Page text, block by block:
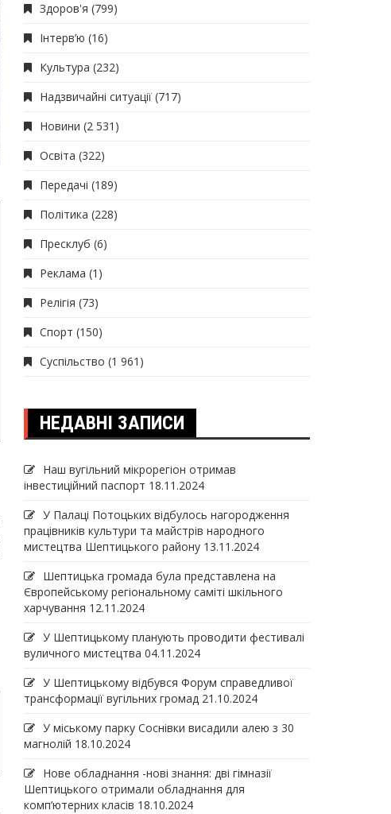
Здоров'я (799)
Інтерв’ю (16)
Культура (232)
Надзвичайні ситуації (717)
Новини (2 531)
Освіта (322)
Передачі (189)
Політика (228)
Пресклуб (6)
Реклама (1)
Релігія (73)
Спорт (150)
Суспільство (1 961)
НЕДАВНІ ЗАПИСИ
Наш вугільний мікрорегіон отримав
інвеcтиційний паспорт 18.11.2024
У Палаці Потоцьких відбулось нагородження
працівників культури та майстрів народного
мистецтва Шептицького району 13.11.2024
Шептицька громада була представлена на
Європейському регіональному саміті шкільного
харчування 12.11.2024
У Шептицькому планують проводити фестивалі
вуличного мистецтва 04.11.2024
У Шептицькому відбувся Форум справедливої
трансформації вугільних громад 21.10.2024
У міському парку Соснівки висадили алею з 30
магнолій 18.10.2024
Нове обладнання -нові знання: дві гімназії
Шептицького отримали обладнання для
комп’ютерних класів 18.10.2024